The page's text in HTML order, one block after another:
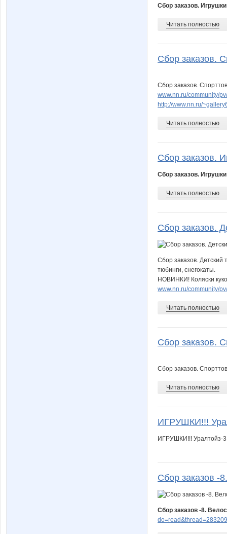
Сбор заказов.
Читать полностью
Сбор заказов.
Сбор заказов.
www.nn.ru/community/
http://www.nn.ru/
Читать полностью
Сбор заказов.
Сбор заказов.
Читать полностью
Сбор заказов.
Сбор заказов. Детский
тюбинги, снегокаты.
НОВИНКИ! Коляски
www.nn.ru/community/
Читать полностью
Сбор заказов.
Сбор заказов.
Читать полностью
ИГРУШКИ!!!
ИГРУШКИ!!! Уралтойз-
Сбор заказов -
Сбор заказов -8.